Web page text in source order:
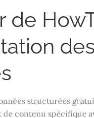
de
structurées
contenu spécifique